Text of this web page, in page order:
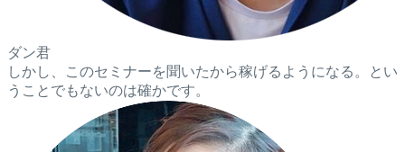
ダン君
しかし、このセミナーを聞いたから稼げるようになる。とい
うことでもないのは確かです。